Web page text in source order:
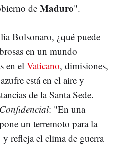
de Maduro".
Bolsonaro, ¿qué puede
en un mundo
en el Vaticano, dimisiones,
está en el aire y
de la Santa Sede.
: "En una
un terremoto para la
refleja el clima de guerra